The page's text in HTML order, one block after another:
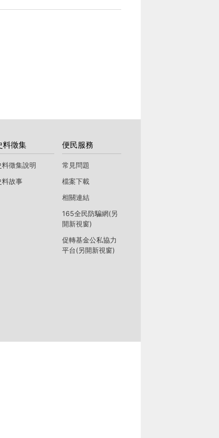
料徵集
料徵集說明
料故事
便民服務
常見問題
檔案下載
相關連結
165全民防騙網(另
開新視窗)
促轉基金公私協力
平台(另開新視窗)